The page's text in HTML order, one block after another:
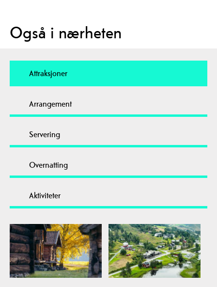
Også i nærheten
Attraksjoner
Arrangement
Servering
Overnatting
Aktiviteter